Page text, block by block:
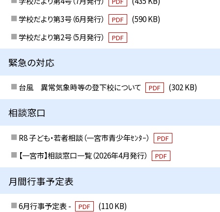
学校だより第3号（6月発行）
PDF
(590 KB)
学校だより第2号（5月発行）
PDF
緊急の対応
台風 異常気象時等の登下校について PDF (302 KB)
相談窓口
R8 子ども・若者相談（一宮市青少年ｾﾝﾀｰ） PDF
【一宮市】相談窓口一覧（2026年4月発行） PDF
月間行事予定表
6月行事予定表 - PDF (110 KB)